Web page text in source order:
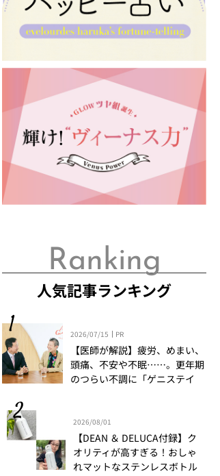
Ranking
人気記事ランキング
2026/07/15 PR
【医師が解説】疲労、めまい、
頭痛、不安や不眠……。更年期
のつらい不調に「ゲニステイ
2026/08/01
【DEAN ＆ DELUCA付録】ク
オリティが高すぎる！おしゃ
れマットなステンレスボトル